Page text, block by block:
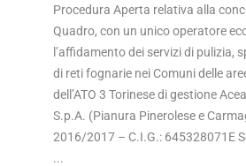
Procedura Aperta relativa alla
Quadro, con un unico operatore
l’affidamento dei servizi di pulizia,
di reti fognarie nei Comuni delle
dell’ATO 3 Torinese di gestione
S.p.A. (Pianura Pinerolese e
2016/2017 – C.I.G.: 645328071E
...